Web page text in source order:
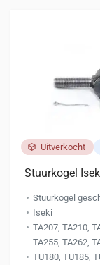
Uitverkocht
Stuurkogel
Stuurkogel
Iseki
TA207, TA210,
TA255, TA262,
TU180, TU185,